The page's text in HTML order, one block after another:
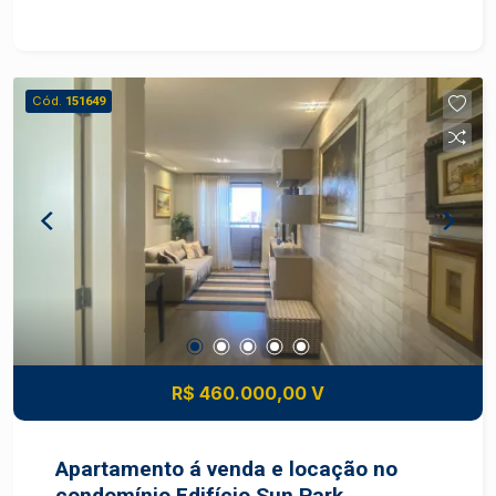
Cód. 151649
R$ 460.000,00 V
Apartamento á venda e locação no